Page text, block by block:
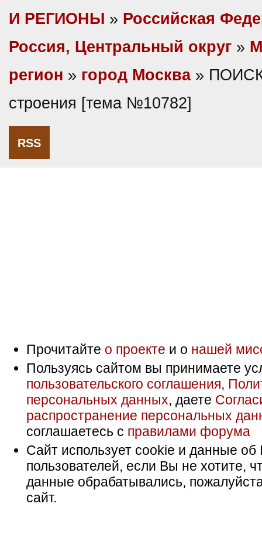
И РЕГИОНЫ » Российская
Россия, Центральный округ »
регион » город Москва» ПОИСК
строения [тема №10782]
RSS
Прочитайте о проекте и о нашей
Пользуясь сайтом вы принимаете
пользовательского соглашения,
персональных данных, даете
распространение персональных
соглашаетесь с правилами форума
Сайт использует cookie и данные об
пользователей, если Вы не хотите,
данные обрабатывались,
сайт.